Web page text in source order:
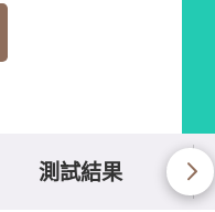
測試結果